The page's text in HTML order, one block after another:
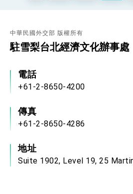
外交部重要言論
事處」，進一步深化台美
中華民國外交部 版權所有
駐雪梨台北經濟文化辦事處
電話
+61-2-8650-4200
傳真
+61-2-8650-4286
地址
Suite 1902, Level 19, 25